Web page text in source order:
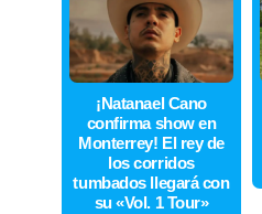
¡Natanael Cano
confirma show en
Monterrey! El rey de
los corridos
tumbados llegará con
su «Vol. 1 Tour»